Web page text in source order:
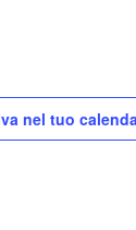
nel tuo